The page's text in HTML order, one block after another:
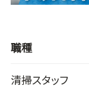
職種
清掃スタッフ